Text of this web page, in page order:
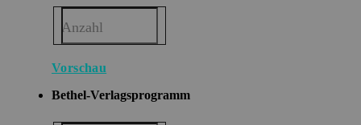
Anzahl
Vorschau
Bethel-Verlagsprogramm